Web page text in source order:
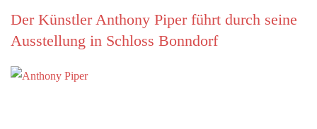
Der Künstler Anthony Piper führt durch seine
Ausstellung in Schloss Bonndorf